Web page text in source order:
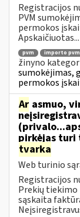
Registracijos
PVM
permokos
Apskaičiuotas...
pvm importo pvm
žinyno
sumokėjimas,
permokos
Ar asmuo,
pirkėjas turi
tvarka
Web turinio
Registracijos
Prekių tiekimo
sąskaita